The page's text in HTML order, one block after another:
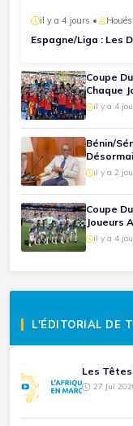
il y a 4 jours •
Espagne/Liga : Les
Coupe
Chaque
il y a 4
Bénin/
il y a 2
Coupe
Joueurs
il y a 4
L'ÉDITORIAL DE
Les
27 Jul